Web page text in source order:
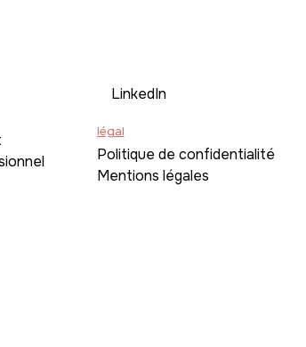
LinkedIn
légal
Politique de confidentialité
Mentions légales